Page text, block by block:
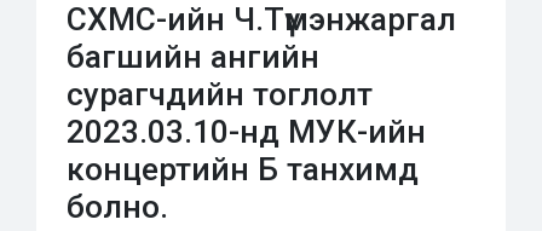
СХМС-ийн Ч.Түмэнжаргал
багшийн ангийн
сурагчдийн тоглолт
2023.03.10-нд МУК-ийн
концертийн Б танхимд
болно.